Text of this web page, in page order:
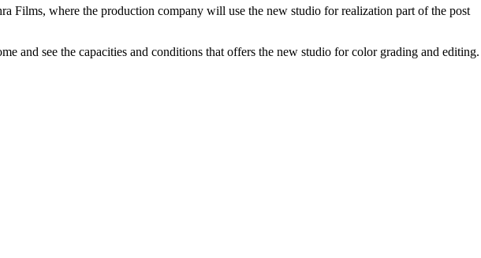
Films, where the production company will use the new studio for realization part of the post
and see the capacities and conditions that offers the new studio for color grading and editing.